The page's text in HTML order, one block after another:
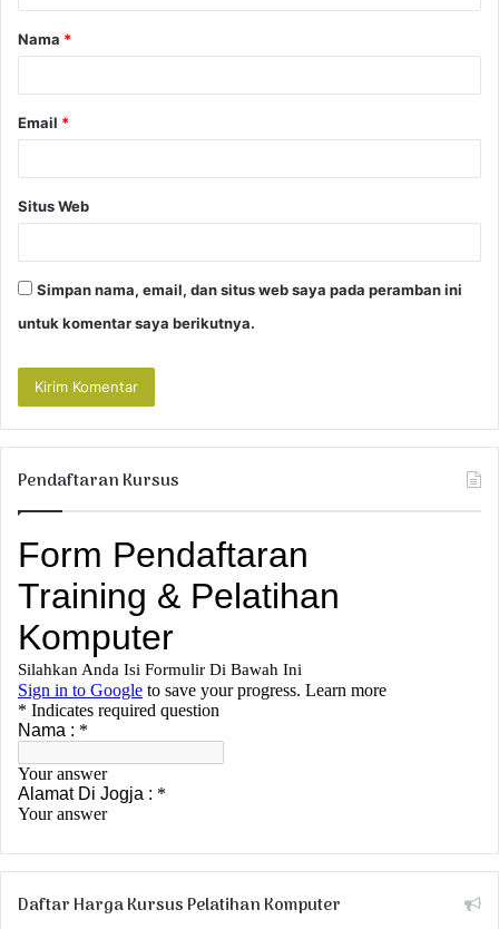
a
r
Nama *
Email *
Situs Web
Simpan nama, email, dan situs web saya pada peramban ini
untuk komentar saya berikutnya.
Pendaftaran Kursus
Daftar Harga Kursus Pelatihan Komputer